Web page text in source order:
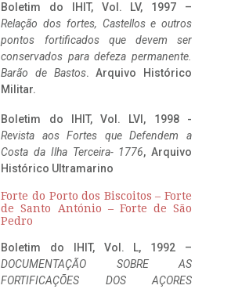
Boletim do IHIT, Vol. LV, 1997 –
Relação dos fortes, Castellos e outros
pontos fortificados que devem ser
conservados para defeza permanente.
Barão de Bastos. Arquivo Histórico
Militar.
Boletim do IHIT, Vol. LVI, 1998 -
Revista aos Fortes que Defendem a
Costa da Ilha Terceira- 1776, Arquivo
Histórico Ultramarino
Forte do Porto dos Biscoitos – Forte
de Santo António – Forte de São
Pedro
Boletim do IHIT, Vol. L, 1992 –
DOCUMENTAÇÃO SOBRE AS
FORTIFICAÇÕES DOS AÇORES